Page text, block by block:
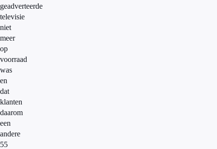
geadverteerde
televisie
niet
meer
op
voorraad
was
en
dat
klanten
daarom
een
andere
55